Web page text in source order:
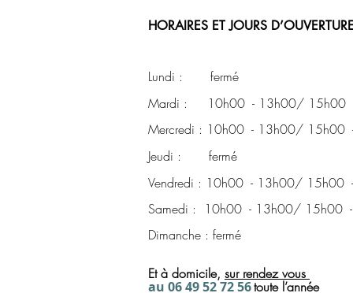
HORAIRES ET JOURS
Lundi : fermé
Mardi : 10h00 - 13h00/ 15h00
Mercredi : 10h00 - 13h00/ 15h00
Jeudi : fermé
Vendredi : 10h00 - 13h00/ 15h00
Samedi : 10h00 - 13h00/ 15h00
Dimanche : fermé
Et à domicile, sur rendezvous
au 06 49 52 7256toute l’année